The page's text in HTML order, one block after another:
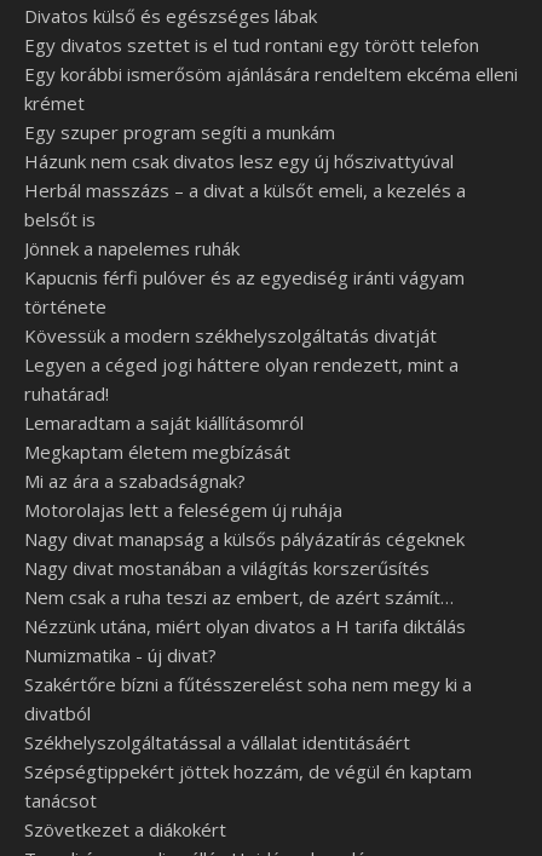
Divatos külső és egészséges lábak
Egy divatos szettet is el tud rontani egy törött telefon
Egy korábbi ismerősöm ajánlására rendeltem ekcéma elleni
krémet
Egy szuper program segíti a munkám
Házunk nem csak divatos lesz egy új hőszivattyúval
Herbál masszázs – a divat a külsőt emeli, a kezelés a
belsőt is
Jönnek a napelemes ruhák
Kapucnis férfi pulóver és az egyediség iránti vágyam
története
Kövessük a modern székhelyszolgáltatás divatját
Legyen a céged jogi háttere olyan rendezett, mint a
ruhatárad!
Lemaradtam a saját kiállításomról
Megkaptam életem megbízását
Mi az ára a szabadságnak?
Motorolajas lett a feleségem új ruhája
Nagy divat manapság a külsős pályázatírás cégeknek
Nagy divat mostanában a világítás korszerűsítés
Nem csak a ruha teszi az embert, de azért számít…
Nézzünk utána, miért olyan divatos a H tarifa diktálás
Numizmatika - új divat?
Szakértőre bízni a fűtésszerelést soha nem megy ki a
divatból
Székhelyszolgáltatással a vállalat identitásáért
Szépségtippekért jöttek hozzám, de végül én kaptam
tanácsot
Szövetkezet a diákokért